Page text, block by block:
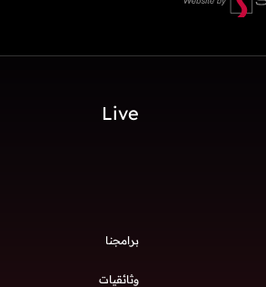
Live
برامجنا
وثائقيات